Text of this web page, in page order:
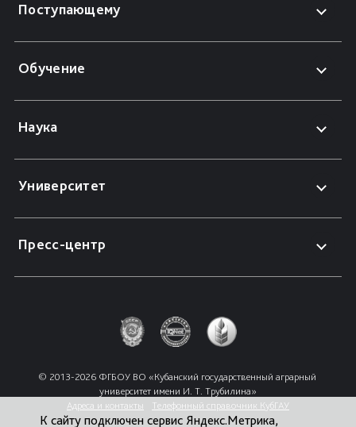
Поступающему
Обучение
Наука
Университет
Пресс-центр
© 2013-2026 ФГБОУ ВО «Кубанский государственный аграрный
университет имени И. Т. Трубилина»
Адреса и контакты
Телефонный справочник КубГАУ
К сайту подключен сервис Яндекс.Метрика,